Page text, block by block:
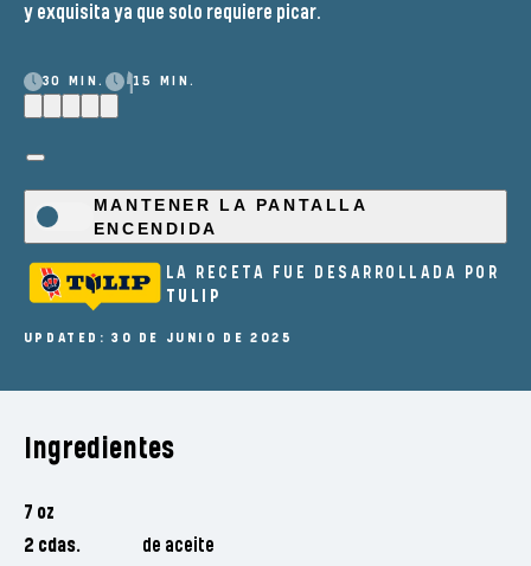
y exquisita ya que solo requiere picar.
30 MIN. 15 MIN.
MANTENER LA PANTALLA
ENCENDIDA
LA RECETA FUE DESARROLLADA POR
TULIP
UPDATED: 30 DE JUNIO DE 2025
Ingredientes
7 oz
2 cdas.
de aceite